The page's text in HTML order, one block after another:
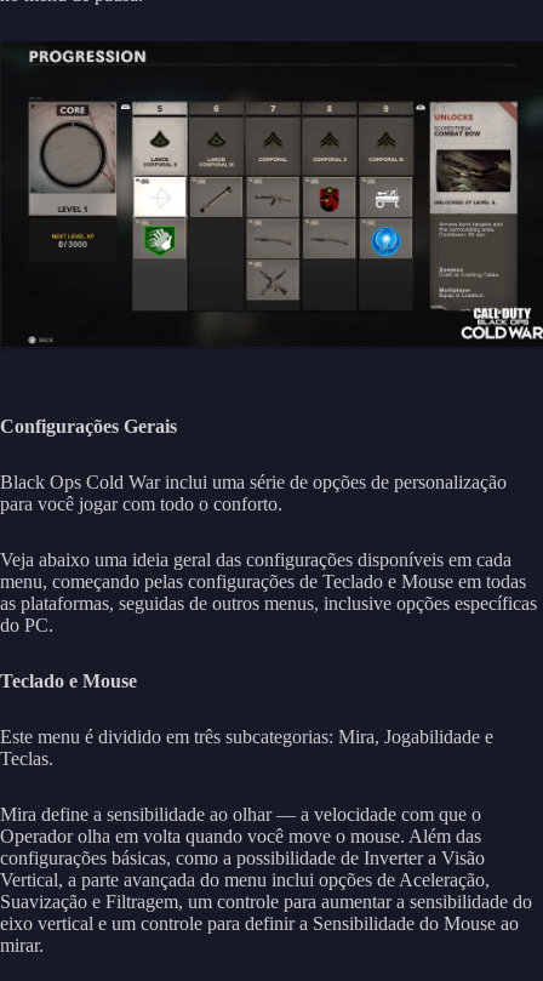
Configurações Gerais
Black Ops Cold War inclui uma série de opções de personalização
para você jogar com todo o conforto.
Veja abaixo uma ideia geral das configurações disponíveis em cada
menu, começando pelas configurações de Teclado e Mouse em todas
as plataformas, seguidas de outros menus, inclusive opções específicas
do PC.
Teclado e Mouse
Este menu é dividido em três subcategorias: Mira, Jogabilidade e
Teclas.
Mira define a sensibilidade ao olhar — a velocidade com que o
Operador olha em volta quando você move o mouse. Além das
configurações básicas, como a possibilidade de Inverter a Visão
Vertical, a parte avançada do menu inclui opções de Aceleração,
Suavização e Filtragem, um controle para aumentar a sensibilidade do
eixo vertical e um controle para definir a Sensibilidade do Mouse ao
mirar.